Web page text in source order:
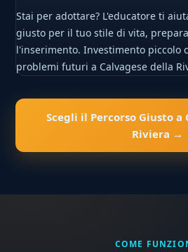
Stai per adottare? L'educatore ti
giusto per il tuo stile di vita,
l'inserimento. Investimento piccolo
problemi futuri a Calvagese della
Scegli il Percorso Giusto a
Riviera →
COME